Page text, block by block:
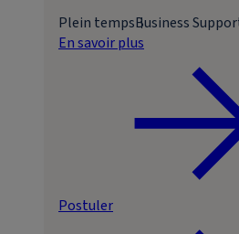
Plein tempsBusiness
En savoir plus
Postuler